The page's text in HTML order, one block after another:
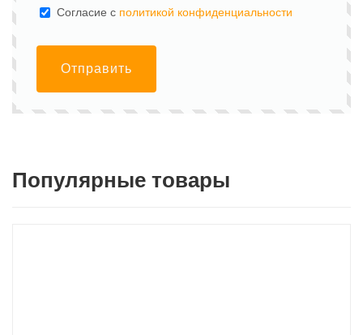
Cогласие с политикой конфиденциальности
Отправить
Популярные товары